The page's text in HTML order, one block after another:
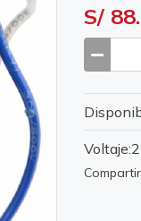
S/